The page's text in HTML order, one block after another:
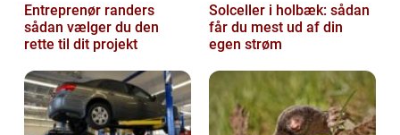
Entreprenør randers
sådan vælger du den
rette til dit projekt
Solceller i holbæk: sådan
får du mest ud af din
egen strøm